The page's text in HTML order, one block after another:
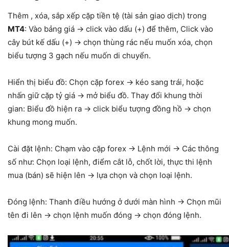
Thêm , xóa, sắp xếp cặp tiền tệ (tài sản giao dịch) trong
MT4: Vào bảng giá → click vào dấu (+) để thêm, Click vào
cây bút kế dấu (+) → chọn thùng rác nếu muốn xóa, chọn
biểu tượng 3 gạch nếu muốn di chuyển.
Hiển thị biểu đồ: Chọn cặp forex → kéo sang trái, hoặc
nhấn giữ cặp tỷ giá → mở biểu đồ. Thay đổi khung thời
gian: Biểu đồ hiện ra → click biểu tượng đồng hồ → chọn
khung mong muốn.
Cài đặt lệnh: Chạm vào cặp forex → Lệnh mới → Các thông
số như: Chọn loại lệnh, điểm cắt lỗ, chốt lời, thực thi lệnh
mua (bán) sẽ hiện lên → lựa chọn và chọn loại lệnh.
Đóng lệnh: Thanh điều hướng ở dưới màn hình → Chọn mũi
tên đi lên → chọn lệnh muốn đóng → chọn đóng lệnh.